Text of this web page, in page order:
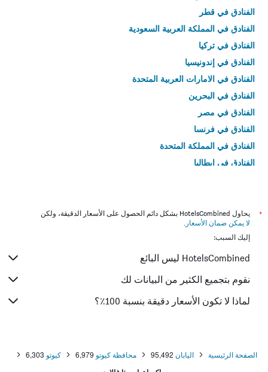
الفنادق في قطر
الفنادق في المملكة العربية السعودية
الفنادق في تركيا
الفنادق في إندونيسيا
الفنادق في الامارات العربية المتحدة
الفنادق في البحرين
الفنادق في مصر
الفنادق في فرنسا
الفنادق في المملكة المتحدة
الفنادق في إيطاليا
*
يحاول HotelsCombined بشكل دائم الحصول على الأسعار الدقيقة، ولكن
لا يمكن ضمان الأسعار .
إليك السبب:
HotelsCombined ليس البائع
نقوم بتجميع الكثير من البيانات لك
لماذا لا تكون الأسعار دقيقة بنسبة 100٪؟
الصفحة الرئيسية اليابان 95,492 محافظة كيوتو 6,979 كيوتو 6,303